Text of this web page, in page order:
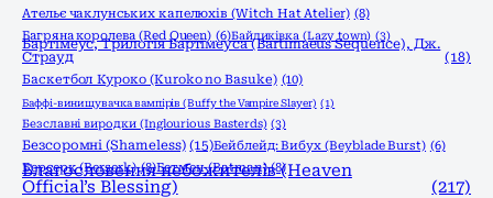
Ательє чаклунських капелюхів (Witch Hat Atelier) (8)
Багряна королева (Red Queen) (6)Байдиківка (Lazy town) (3)
Бартімеус, Трилогія Бартімеуса (Bartimaeus Sequence), Дж.
Страуд
(18)
Баскетбол Куроко (Kuroko no Basuke) (10)
Баффі-винищувачка вампірів (Buffy the Vampire Slayer) (1)
Безславні виродки (Inglourious Basterds) (3)
Безсоромні (Shameless) (15)Бейблейд: Вибух (Beyblade Burst) (6)
Берсерк (Berserk) (8)Бетмен (Batman) (8)
Благословення небожителів (Heaven
Official’s Blessing)
(217)